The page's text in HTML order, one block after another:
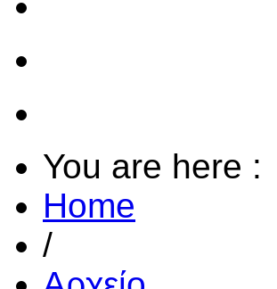
You are here :
Home
/